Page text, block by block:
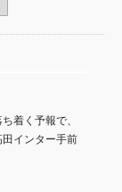
着く予報で、
インター手前